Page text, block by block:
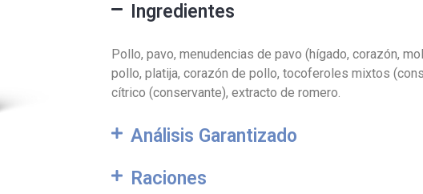
Ingredientes
Pollo, pavo, menudencias de pavo (hígado, corazón,
pollo, platija, corazón de pollo, tocoferoles mixtos
cítrico (conservante), extracto de romero.
Análisis Garantizado
Raciones